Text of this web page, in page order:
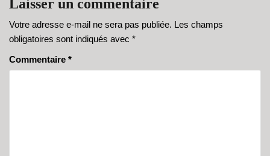
Laisser un commentaire
Votre adresse e-mail ne sera pas publiée. Les champs
obligatoires sont indiqués avec *
Commentaire *